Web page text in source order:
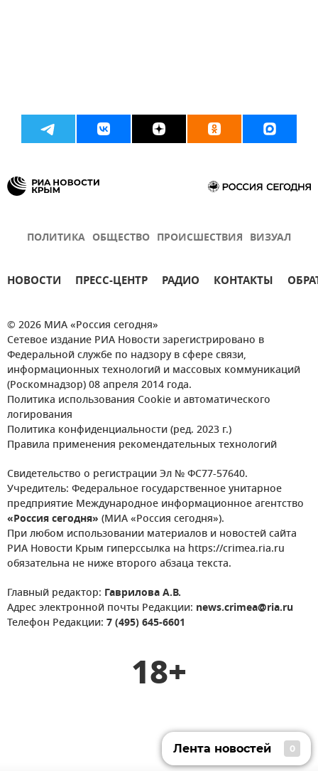
ПОЛИТИКА ОБЩЕСТВО ПРОИСШЕСТВИЯ ВИЗУАЛ
НОВОСТИ ПРЕСС-ЦЕНТР РАДИО КОНТАКТЫ
© 2026 МИА «Россия сегодня»
Сетевое издание РИА Новости зарегистрировано в
Федеральной службе по надзору в сфере связи,
информационных технологий и массовых коммуникаций
(Роскомнадзор) 08 апреля 2014 года.
Политика использования Cookie и автоматического
логирования
Политика конфиденциальности (ред. 2023 г.)
Правила применения рекомендательных технологий
Свидетельство о регистрации Эл № ФС77-57640.
Учредитель: Федеральное государственное унитарное
предприятие Международное информационное агентство
«Россия сегодня» (МИА «Россия сегодня»).
При любом использовании материалов и новостей сайта
РИА Новости Крым гиперссылка на https://crimea.ria.ru
обязательна не ниже второго абзаца текста.
Главный редактор: Гаврилова А.В.
Адрес электронной почты Редакции: news.crimea@ria.ru
Телефон Редакции: 7 (495) 645-6601
18+
Лента новостей 0